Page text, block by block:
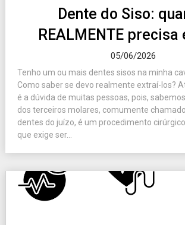
Dente do Siso:
REALMENTE
05/06/2026
Tenho um ou mais dentes sisos na minha
Como saber se devo realmente extraí-los?
é a dúvida de muitas pessoas, pois,
dos terceiros molares, comumente
dentes do juízo, é um procedimento
que exige ser...